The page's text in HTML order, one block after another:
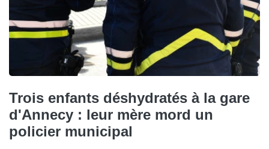
Trois enfants déshydratés à la gare
d'Annecy : leur mère mord un
policier municipal